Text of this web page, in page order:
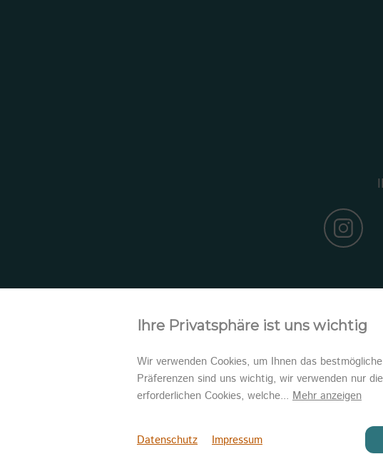
Copyright © 2026
Ihre Privatsphäre ist uns wichtig
Wir verwenden Cookies, um Ihnen das
Präferenzen sind uns wichtig, wir verwenden nur
erforderlichen Cookies, welche... Mehr anzeigen
Datenschutz Impressum